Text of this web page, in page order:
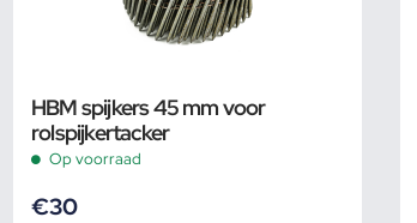
HBM spijkers 45 mm voor
rolspijkertacker
Op voorraad
€30